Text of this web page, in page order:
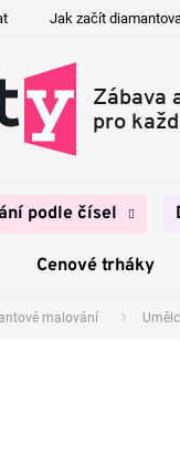
Jak začít
podle čísel
Cenové trháky
malování